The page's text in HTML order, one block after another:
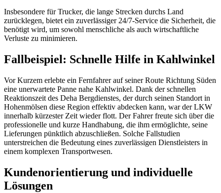
Insbesondere für Trucker, die lange Strecken durchs Land
zurücklegen, bietet ein zuverlässiger 24/7-Service die Sicherheit, die
benötigt wird, um sowohl menschliche als auch wirtschaftliche
Verluste zu minimieren.
Fallbeispiel: Schnelle Hilfe in Kahlwinkel
Vor Kurzem erlebte ein Fernfahrer auf seiner Route Richtung Süden
eine unerwartete Panne nahe Kahlwinkel. Dank der schnellen
Reaktionszeit des Deha Bergdienstes, der durch seinen Standort in
Hohenmölsen diese Region effektiv abdecken kann, war der LKW
innerhalb kürzester Zeit wieder flott. Der Fahrer freute sich über die
professionelle und kurze Handhabung, die ihm ermöglichte, seine
Lieferungen pünktlich abzuschließen. Solche Fallstudien
unterstreichen die Bedeutung eines zuverlässigen Dienstleisters in
einem komplexen Transportwesen.
Kundenorientierung und individuelle
Lösungen